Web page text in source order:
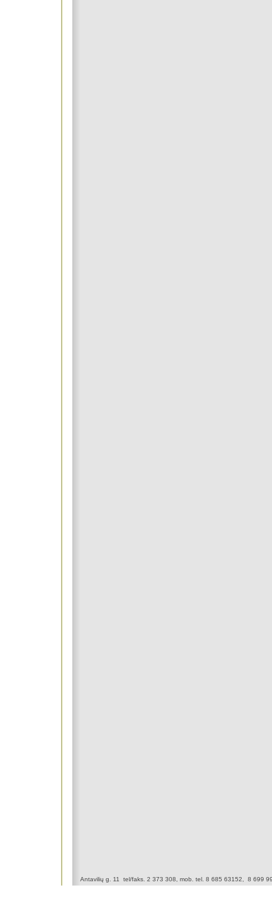
Antavilių g. 11 tel/faks. 2 373 308, mob. tel. 8 685 63152, 8 699